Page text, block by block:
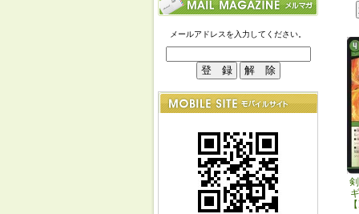
メールアドレスを入力してください。